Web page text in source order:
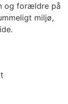
og forældre på
miljø,